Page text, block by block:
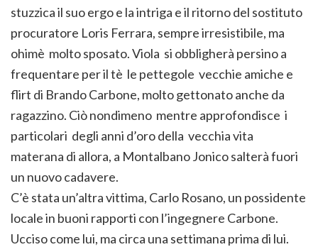
stuzzica il suo ergo e la intriga e il ritorno del sostituto
procuratore Loris Ferrara, sempre irresistibile, ma
ohimè molto sposato. Viola si obbligherà persino a
frequentare per il tè le pettegole vecchie amiche e
flirt di Brando Carbone, molto gettonato anche da
ragazzino. Ciò nondimeno mentre approfondisce i
particolari degli anni d’oro della vecchia vita
materana di allora, a Montalbano Jonico salterà fuori
un nuovo cadavere.
C’è stata un’altra vittima, Carlo Rosano, un possidente
locale in buoni rapporti con l’ingegnere Carbone.
Ucciso come lui, ma circa una settimana prima di lui.